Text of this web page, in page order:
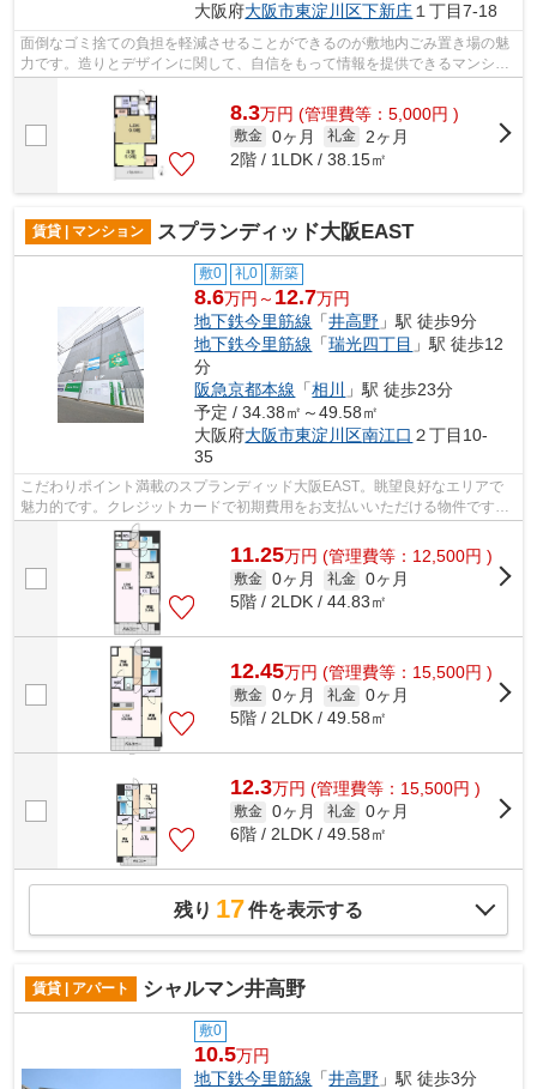
大阪府大阪市東淀川区下新庄 １丁目7-18
面倒なゴミ捨ての負担を軽減させることができるのが敷地内ごみ置き場の魅
力です。造りとデザインに関して、自信をもって情報を提供できるマンショ
8.3万円 (管理費等：5,000円 )
敷金 0ヶ月 礼金
2ヶ月
2階 / 1LDK / 38.15㎡
賃貸 | マンション スプランディッド大阪EAST
敷0 礼0 新築
8.6万円～ 12.7万円
地下鉄今里筋線 「井高野 」駅 徒歩9分
地下鉄今里筋線 「瑞光四丁目 」駅 徒歩12
分
阪急京都本線 「相川
」駅 徒歩23分
予定 / 34.38㎡～49.58㎡
大阪府大阪市東淀川区南江口 ２丁目10-
35
こだわりポイント満載のスプランディッド大阪EAST。眺望良好なエリアで
魅力的です。クレジットカードで初期費用をお支払いいただける物件です。
共用部には敷地内ごみ置き場・エレベー...
11.25万円 (管理費等：12,500円 )
敷金 0ヶ月 礼金 0ヶ月
5階 / 2LDK / 44.83㎡
12.45万円 (管理費等：15,500円 )
敷金 0ヶ月 礼金 0ヶ月
5階 / 2LDK / 49.58㎡
12.3万円 (管理費等：15,500円 )
敷金 0ヶ月 礼金 0ヶ月
6階 / 2LDK / 49.58㎡
残り 17件を表示する
賃貸 | アパート シャルマン井高野
敷0
10.5万円
地下鉄今里筋線 「井高野 」駅 徒歩3分